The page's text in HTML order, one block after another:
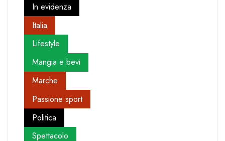
In evidenza
Italia
Lifestyle
Mangia e bevi
Marche
Passione sport
Politica
Spettacolo